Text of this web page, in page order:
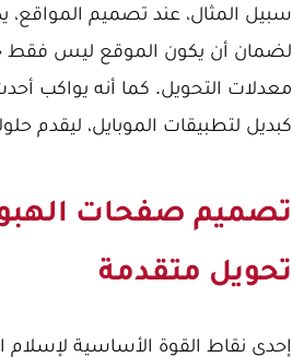
سبيل المثال، عند تصميم المواقع،
لضمان أن يكون الموقع ليس فقط
معدلات التحويل. كما أنه يواكب
كبديل لتطبيقات الموبايل، ليقدم
تصميم صفحات
تحويل متقدمة
إحدى نقاط القوة الأساسية